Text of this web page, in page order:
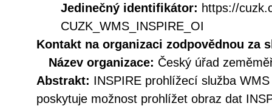
Jedinečný identifikátor: https://
CUZK_WMS_INSPIRE_OI
Kontakt na organizaci zodpovědnou za
Název organizace: Český úřad
Abstrakt: INSPIRE prohlížecí služba
poskytuje možnost prohlížet obraz dat